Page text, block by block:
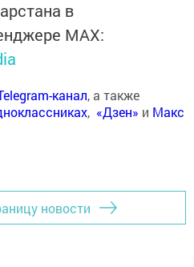
в
MАХ:
канал, а также
, «Дзен» и Макс
новости